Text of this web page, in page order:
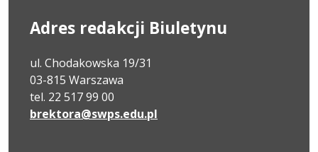
Adres redakcji Biuletynu
ul. Chodakowska 19/31
03-815 Warszawa
tel. 22 517 99 00
brektora@swps.edu.pl